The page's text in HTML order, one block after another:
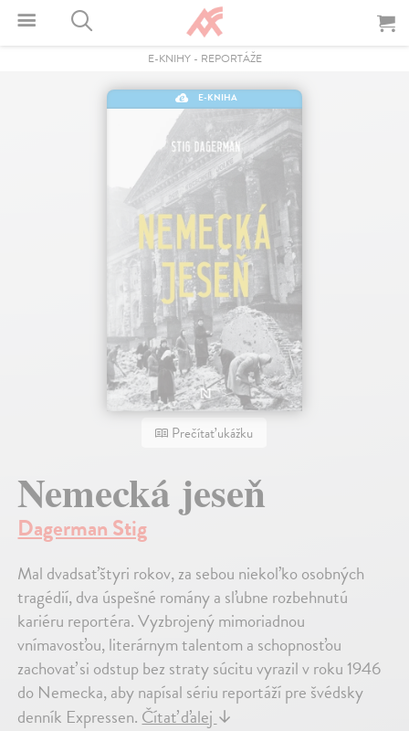
E-KNIHY- REPORTÁŽE
E-KNIHA
Prečítať ukážku
Nemecká jeseň
Dagerman Stig
Mal dvadsaťštyri rokov, za sebou niekoľko osobných
tragédií, dva úspešné romány a sľubne rozbehnutú
kariéru reportéra. Vyzbrojený mimoriadnou
vnímavosťou, literárnym talentom a schopnosťou
zachovať si odstup bez straty súcitu vyrazil v roku 1946
do Nemecka, aby napísal sériu reportáží pre švédsky
denník Expressen. Čítať ďalej ↓